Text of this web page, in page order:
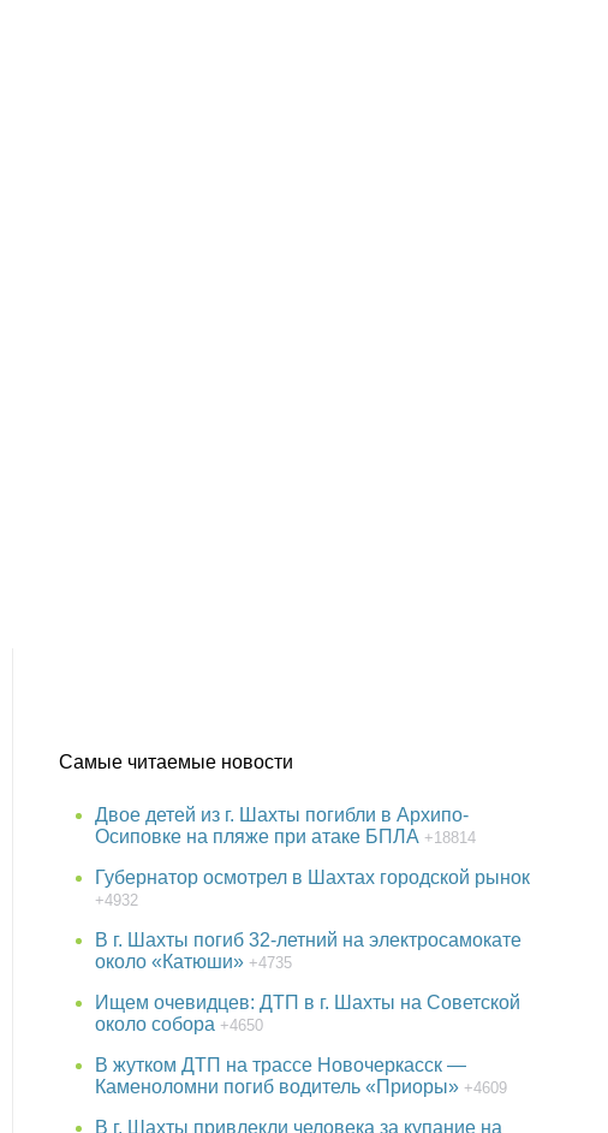
Самые читаемые новости
Двое детей из г. Шахты погибли в Архипо-
Осиповке на пляже при атаке БПЛА +18814
Губернатор осмотрел в Шахтах городской рынок
+4932
В г. Шахты погиб 32-летний на электросамокате
около «Катюши» +4735
Ищем очевидцев: ДТП в г. Шахты на Советской
около собора +4650
В жутком ДТП на трассе Новочеркасск —
Каменоломни погиб водитель «Приоры» +4609
В г. Шахты привлекли человека за купание на